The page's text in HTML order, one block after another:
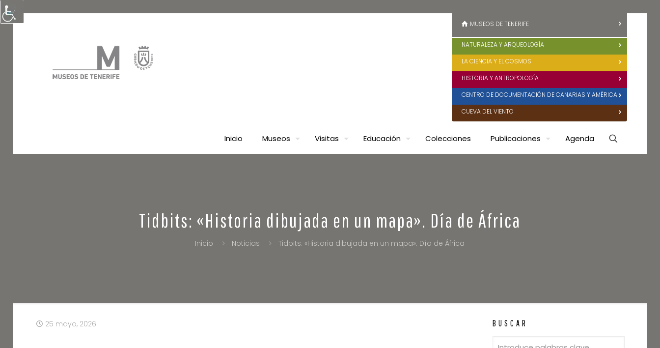
Inicio Museos Visitas Educación Colecciones Publicaciones Agenda
MUSEOS DE TENERIFE
NATURALEZA Y ARQUEOLOGÍA
LA CIENCIA Y EL COSMOS
HISTORIA Y ANTROPOLOGÍA
CENTRO DE DOCUMENTACIÓN DE CANARIAS Y AMÉRICA
CUEVA DEL VIENTO
Tidbits: «Historia dibujada en un mapa». Día de África
Inicio Noticias Tidbits: «Historia dibujada en un mapa». Día de África
25 mayo, 2026 BUSCAR